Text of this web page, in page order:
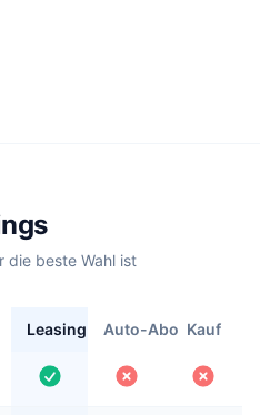
die beste Wahl ist
Leasing Auto-Abo Kauf